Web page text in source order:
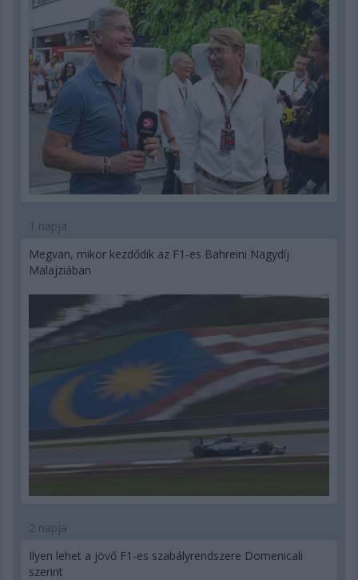
1 napja
Megvan, mikor kezdődik az F1-es Bahreini Nagydíj
Malajziában
2 napja
Ilyen lehet a jövő F1-es szabályrendszere Domenicali
szerint